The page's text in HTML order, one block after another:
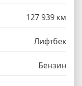
127 939 км
Лифтбек
Бензин